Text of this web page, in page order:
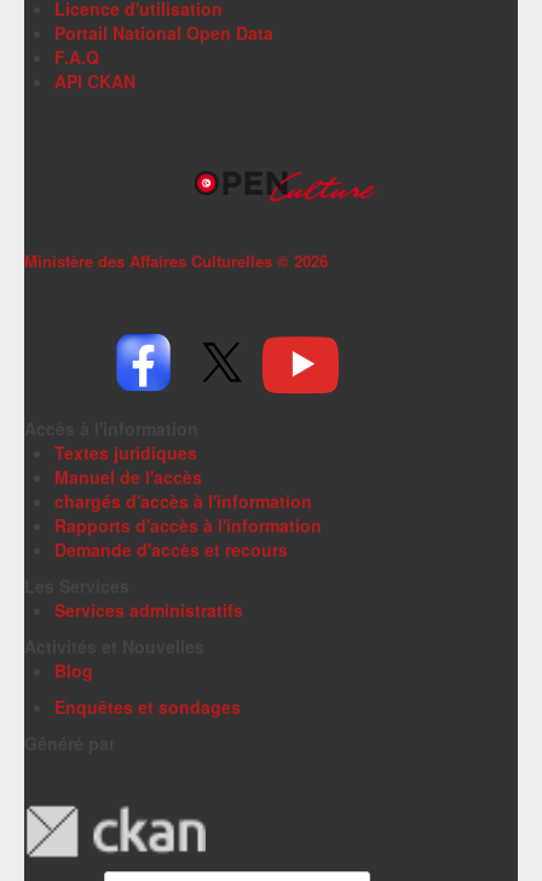
Licence d'utilisation
Portail National Open Data
F.A.Q
API CKAN
Ministère des Affaires Culturelles © 2026
Textes juridiques
Manuel de l'accès
chargés d'accès à l'information
Rapports d'accès à l'information
Demande d'accès et recours
Services administratifs
Blog
Enquêtes et sondages